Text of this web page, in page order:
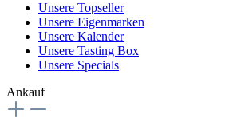
Unsere Topseller
Unsere Eigenmarken
Unsere Kalender
Unsere Tasting Box
Unsere Specials
Ankauf